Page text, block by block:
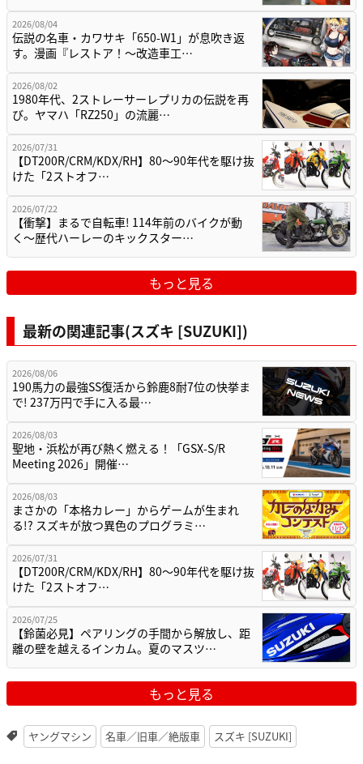
2026/08/04
伝説の名車・カワサキ「650-W1」が息吹き返
す。漫画『レストア！～改造車工…
2026/08/02
1980年代、2ストレーサーレプリカの伝説を再
び。ヤマハ「RZ250」の流麗…
2026/07/31
【DT200R/CRM/KDX/RH】80〜90年代を駆け抜
けた「2ストオフ…
2026/07/22
【衝撃】まるで自転車! 114年前のバイクが動
く〜歴代ハーレーのキックスター…
もっと見る
最新の関連記事(スズキ [SUZUKI])
2026/08/06
190馬力の最強SS復活から鈴鹿8耐7位の快挙ま
で! 237万円で手に入る最…
2026/08/03
聖地・浜松が再び熱く燃える！「GSX-S/R
Meeting 2026」開催…
2026/08/03
まさかの「本格カレー」からゲームが生まれ
る!? スズキが放つ異色のプログラミ…
2026/07/31
【DT200R/CRM/KDX/RH】80〜90年代を駆け抜
けた「2ストオフ…
2026/07/25
【鈴菌必見】ペアリングの手間から解放し、距
離の壁を越えるインカム。夏のマスツ…
もっと見る
ヤングマシン 名車／旧車／絶版車 スズキ [SUZUKI]